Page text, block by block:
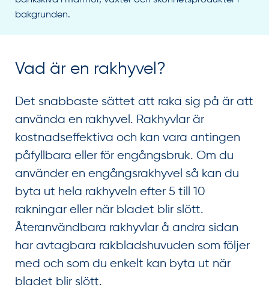
Vad är en rakhyvel?
Det snabbaste sättet att raka sig på är att
använda en rakhyvel. Rakhyvlar är
kostnadseffektiva och kan vara antingen
påfyllbara eller för engångsbruk. Om du
använder en engångsrakhyvel så kan du
byta ut hela rakhyveln efter 5 till 10
rakningar eller när bladet blir slött.
Återanvändbara rakhyvlar å andra sidan
har avtagbara rakbladshuvuden som följer
med och som du enkelt kan byta ut när
bladet blir slött.